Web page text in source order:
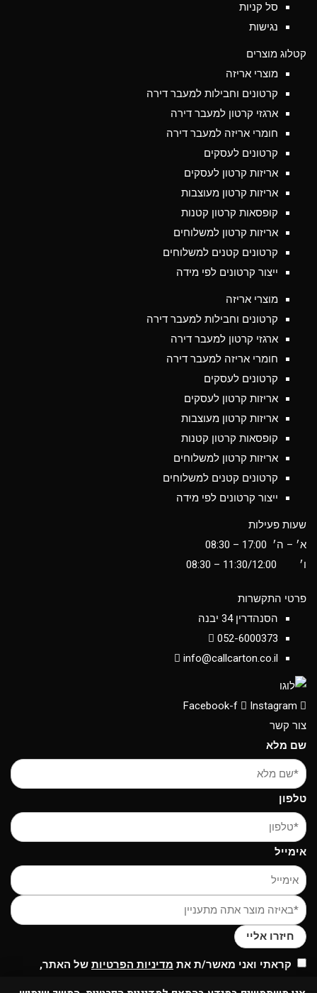
סל קניות
נגישות
קטלוג מוצרים
מוצרי אריזה
קרטונים וחבילות למעבר דירה
ארגזי קרטון למעבר דירה
חומרי אריזה למעבר דירה
קרטונים לעסקים
אריזות קרטון לעסקים
אריזות קרטון מעוצבות
קופסאות קרטון קטנות
אריזות קרטון למשלוחים
קרטונים קטנים למשלוחים
ייצור קרטונים לפי מידה
מוצרי אריזה
קרטונים וחבילות למעבר דירה
ארגזי קרטון למעבר דירה
חומרי אריזה למעבר דירה
קרטונים לעסקים
אריזות קרטון לעסקים
אריזות קרטון מעוצבות
קופסאות קרטון קטנות
אריזות קרטון למשלוחים
קרטונים קטנים למשלוחים
ייצור קרטונים לפי מידה
שעות פעילות
א׳ – ה׳ 17:00 – 08:30
ו׳ 11:30/12:00
– 08:30
פרטי התקשרות
הסנהדרין 34 יבנה
052-6000373
info@callcarton.co.il
Facebook-f
Instagram
צור קשר
שם מלא
טלפון
אימייל
חיזרו אליי
קראתי ואני מאשר/ת את מדיניות הפרטיות של האתר,